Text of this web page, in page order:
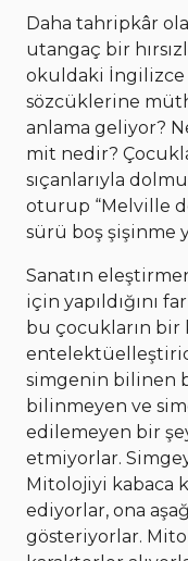
Daha tahripkâr
utangaç bir
okuldaki İngilizce
sözcüklerine
anlama geliyor?
mit nedir?
sıçanlarıyla
oturup “Melville
sürü boş şişinme
Sanatın
için yapıldığını
bu çocukların bir
simgenin bilinen
bilinmeyen ve
edilemeyen bir
etmiyorlar.
Mitolojiyi kabaca
ediyorlar, ona
gösteriyorlar.